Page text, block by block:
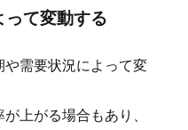
て変動する
需要状況によって変
上がる場合もあり、